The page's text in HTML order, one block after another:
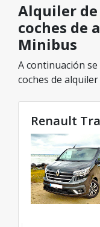
Alquiler de
coches de
Minibus
A continuación
coches de
categoría
desde solo 110€/
Renault